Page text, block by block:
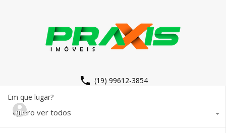
(19) 99612-3854
Em que lugar?
Quero ver todos